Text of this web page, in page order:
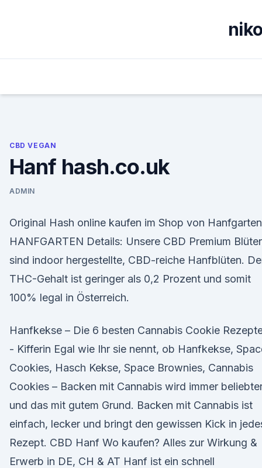
CBD VEGAN
Hanf hash.co.uk
ADMIN
Original Hash online kaufen im Shop von
HANFGARTEN Details: Unsere CBD Premium
sind indoor hergestellte, CBD-reiche Hanfblüten.
THC-Gehalt ist geringer als 0,2 Prozent und somit
100% legal in Österreich.
Hanfkekse – Die 6 besten Cannabis Cookie
- Kifferin Egal wie Ihr sie nennt, ob Hanfkekse,
Cookies, Hasch Kekse, Space Brownies, Cannabis
Cookies – Backen mit Cannabis wird immer
und das mit gutem Grund. Backen mit Cannabis ist
einfach, lecker und bringt den gewissen Kick in
Rezept. CBD Hanf Wo kaufen? Alles zur Wirkung &
Erwerb in DE, CH & AT Hanf ist ein schnell